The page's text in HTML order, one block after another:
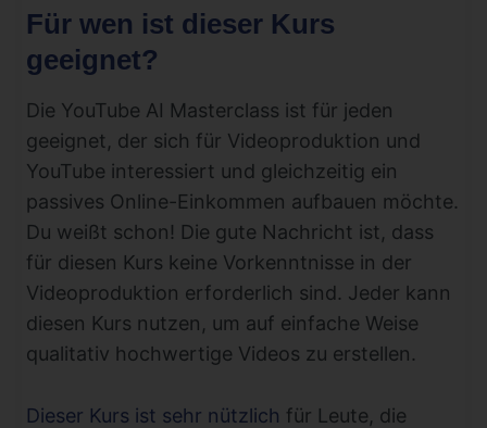
Für wen ist dieser Kurs
geeignet?
Die YouTube AI Masterclass ist für jeden
geeignet, der sich für Videoproduktion und
YouTube interessiert und gleichzeitig ein
passives Online-Einkommen aufbauen möchte.
Du weißt schon! Die gute Nachricht ist, dass
für diesen Kurs keine Vorkenntnisse in der
Videoproduktion erforderlich sind. Jeder kann
diesen Kurs nutzen, um auf einfache Weise
qualitativ hochwertige Videos zu erstellen.
Dieser Kurs ist sehr nützlich für Leute, die